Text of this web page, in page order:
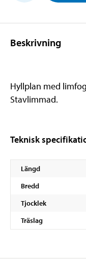
Beskrivning
Hyllplan med
Stavlimmad.
Teknisk
Längd
Bredd
Tjocklek
Träslag